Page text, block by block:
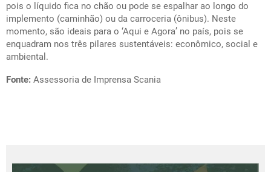
pois o líquido fica no chão ou pode se espalhar ao longo do
implemento (caminhão) ou da carroceria (ônibus). Neste
momento, são ideais para o ‘Aqui e Agora’ no país, pois se
enquadram nos três pilares sustentáveis: econômico, social e
ambiental.
Fonte: Assessoria de Imprensa Scania